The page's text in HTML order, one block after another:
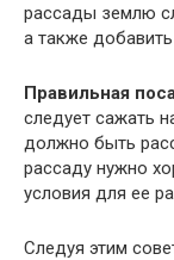
рассады землю
а также
Правильная
следует сажать
должно быть
рассаду нужно
условия для ее
Следуя этим